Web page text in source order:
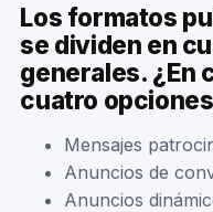
Los formatos
se dividen en
generales. ¿En
cuatro
Mensajes
Anuncios de
Anuncios